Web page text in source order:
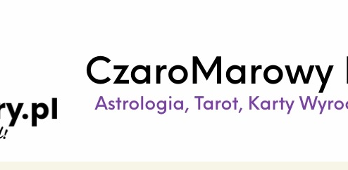
horoskop
i tygodniowy
astrologiczne